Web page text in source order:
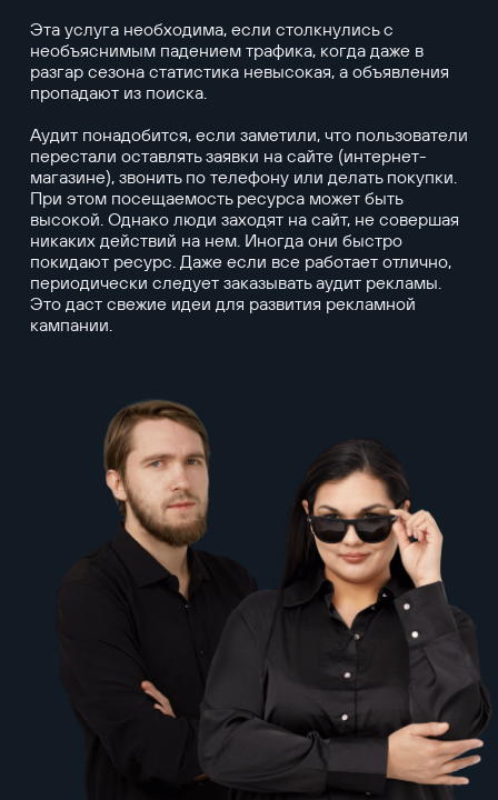
Эта услуга необходима, если столкнулись с
необъяснимым падением трафика, когда даже в
разгар сезона статистика невысокая, а объявления
пропадают из поиска.
Аудит понадобится, если заметили, что пользователи
перестали оставлять заявки на сайте (интернет-
магазине), звонить по телефону или делать покупки.
При этом посещаемость ресурса может быть
высокой. Однако люди заходят на сайт, не совершая
никаких действий на нем. Иногда они быстро
покидают ресурс. Даже если все работает отлично,
периодически следует заказывать аудит рекламы.
Это даст свежие идеи для развития рекламной
кампании.